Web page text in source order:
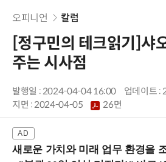
오피니언 칼럼
[정구민의 테크읽기]샤
주는 시사점
발행일 : 2024-04-04 16:00
업데이트
지면 :2024-04-05 26면
새로운 가치와 미래 업무 환경을 조망하는 AI Smart Work